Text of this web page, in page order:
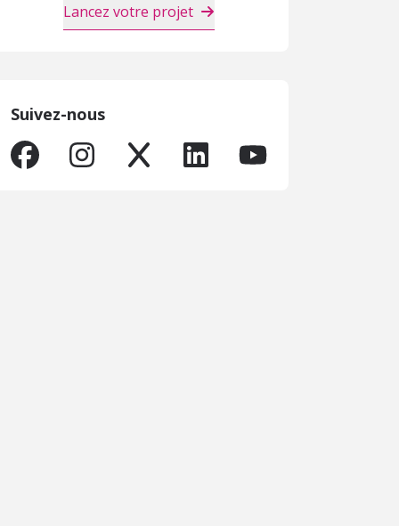
Lancez votre projet
Suivez-nous